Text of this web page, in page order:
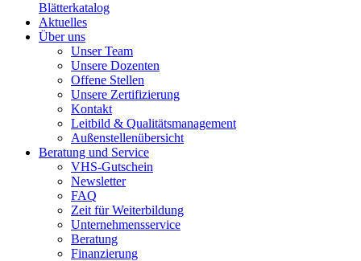
Blätterkatalog
Aktuelles
Über uns
Unser Team
Unsere Dozenten
Offene Stellen
Unsere Zertifizierung
Kontakt
Leitbild & Qualitätsmanagement
Außenstellenübersicht
Beratung und Service
VHS-Gutschein
Newsletter
FAQ
Zeit für Weiterbildung
Unternehmensservice
Beratung
Finanzierung